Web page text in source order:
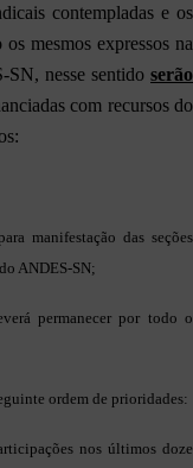
contempladas e os
mesmos expressos na
nesse sentido serão
com recursos do
manifestação das seções
ANDES-SN;
permanecer por todo o
ordem de prioridades:
nos últimos doze